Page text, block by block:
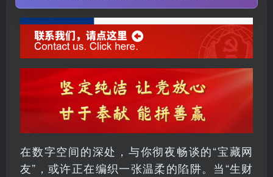
在数字空间的深处，与你彻夜畅谈的“宝藏网
友”，或许正在编织一张温柔的陷阱。当“生财